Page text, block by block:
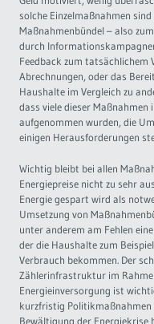
solche Einzelmaßnahmen
Maßnahmenbündel – also
durch
Feedback zum tatsächlichem
Abrechnungen, oder das
Haushalte im Vergleich zu
dass viele dieser Maßnahmen
aufgenommen wurden, die
einigen Herausforderungen
Wichtig bleibt bei allen
Energiepreise nicht zu sehr
Energie gespart wird als
Umsetzung von
unter anderem am Fehlen
der die Haushalte zum
Verbrauch bekommen. Der
Zählerinfrastruktur im
Energieinversorgung ist
kurzfristig Politikmaßnahmen
Bewältigung der Energiekrise